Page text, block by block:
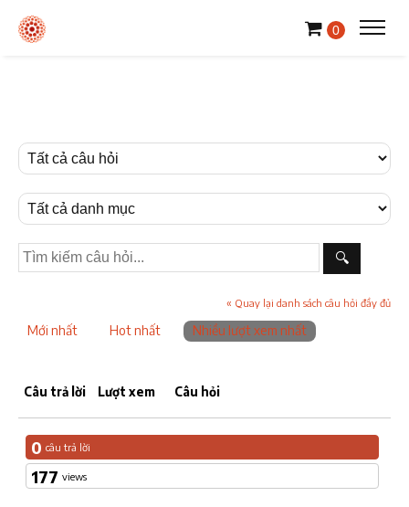
0
🔍
« Quay lại danh sách câu hỏi đầy đủ
Mới nhất Hot nhất Nhiều lượt xem nhất
Câu trả lời Lượt xem Câu hỏi
0 câu trả lời
177 views